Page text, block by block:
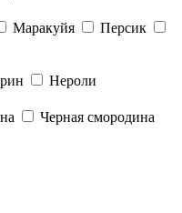
Маракуйя
Персик
Нероли
Черная смородина